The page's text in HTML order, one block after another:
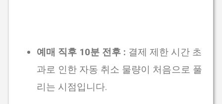
예매 직후 10분 전후 : 결제 제한 시간 초
과로 인한 자동 취소 물량이 처음으로 풀
리는 시점입니다.